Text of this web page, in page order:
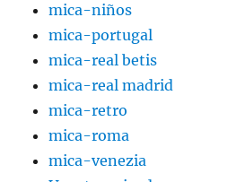
mica-niños
mica-portugal
mica-real betis
mica-real madrid
mica-retro
mica-roma
mica-venezia